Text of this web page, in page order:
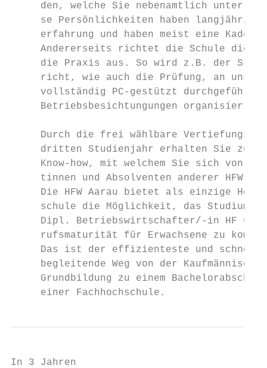
den, welche Sie nebenamtlich
se Persönlichkeiten haben
erfahrung und haben meist eine
Andererseits richtet die Schule die
die Praxis aus. So wird z.B. der
richt, wie auch die Prüfung, an
vollständig PC-gestützt durchgeführt,
     Betriebsbesichtungungen organisiert.
Durch die frei wählbare
dritten Studienjahr erhalten Sie
Know-how, mit welchem Sie sich von
tinnen und Absolventen anderer HFWs
Die HFW Aarau bietet als einzige
schule die Möglichkeit, das Studium
Dipl. Betriebswirtschafter/-in HF und
rufsmaturität für ­Erwachsene zu
Das ist der effizienteste und
     begleitende Weg von der Kaufmännischen
Grundbildung zu einem
     einer Fachhochschule.
In 3 Jahren